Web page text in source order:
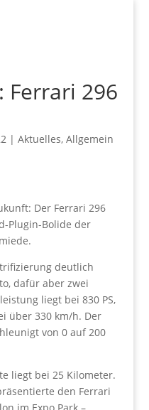
Ferrari 296
| Aktuelles, Allgemein
Der Ferrari 296
Plugin-Bolide der
deutlich
dafür aber zwei
liegt bei 830 PS,
über 330 km/h. Der
von 0 auf 200
liegt bei 25 Kilometer.
den Ferrari